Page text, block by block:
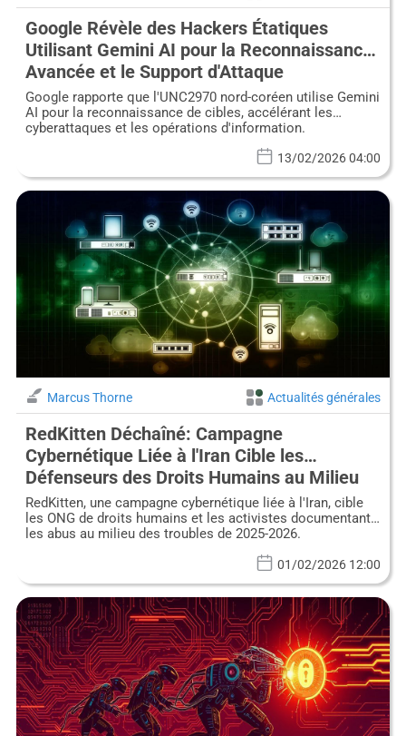
Google Révèle des Hackers Étatiques
Utilisant Gemini AI pour la Reconnaissance
Avancée et le Support d'Attaque
Google rapporte que l'UNC2970 nord-coréen utilise Gemini
AI pour la reconnaissance de cibles, accélérant les
cyberattaques et les opérations d'information.
13/02/2026 04:00
Marcus Thorne Actualités générales
RedKitten Déchaîné: Campagne
Cybernétique Liée à l'Iran Cible les
Défenseurs des Droits Humains au Milieu
des Troubles
RedKitten, une campagne cybernétique liée à l'Iran, cible
les ONG de droits humains et les activistes documentant
les abus au milieu des troubles de 2025-2026.
01/02/2026 12:00